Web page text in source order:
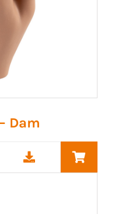
Dam